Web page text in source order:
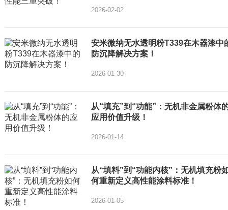
2026-02-02
安米微纳无水透明粉T339在木器漆中
防沉降解决方案！
2026-01-30
从“填充”到“功能”：无机非金属粉体
应用价值升级！
2026-01-14
从“填料”到“功能内核”：无机填充粉
何重新定义高性能涂料标准！
2026-01-05